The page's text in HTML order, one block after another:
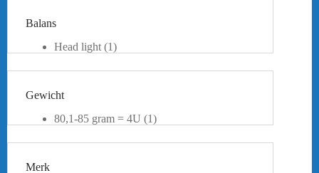
Balans
Head light (1)
Gewicht
80,1-85 gram = 4U (1)
Merk